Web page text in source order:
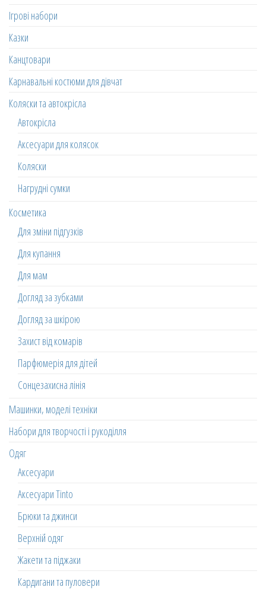
Ігрові набори
Казки
Канцтовари
Карнавальні костюми для дівчат
Коляски та автокрісла
Автокрісла
Аксесуари для колясок
Коляски
Нагрудні сумки
Косметика
Для зміни підгузків
Для купання
Для мам
Догляд за зубками
Догляд за шкірою
Захист від комарів
Парфюмерія для дітей
Сонцезахисна лінія
Машинки, моделі техніки
Набори для творчості і рукоділля
Одяг
Аксесуари
Аксесуари Tinto
Брюки та джинси
Верхній одяг
Жакети та піджаки
Кардигани та пуловери